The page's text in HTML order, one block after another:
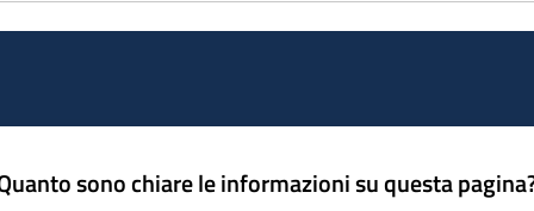
sono chiare le informazioni su questa